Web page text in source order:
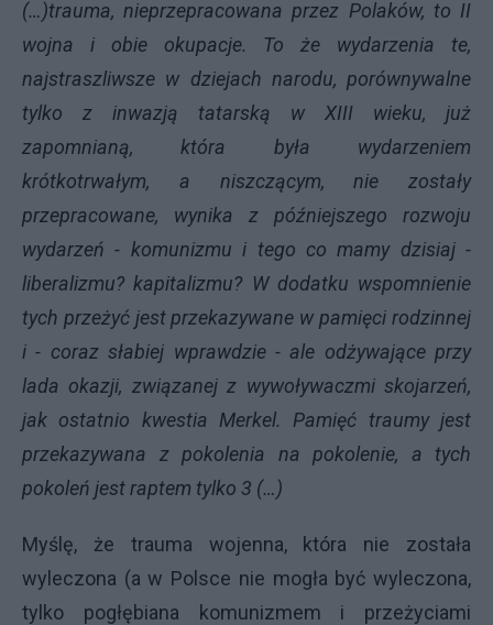
(…)trauma, nieprzepracowana przez Polaków, to II
wojna i obie okupacje. To że wydarzenia te,
najstraszliwsze w dziejach narodu, porównywalne
tylko z inwazją tatarską w XIII wieku, już
zapomnianą, która była wydarzeniem
krótkotrwałym, a niszczącym, nie zostały
przepracowane, wynika z późniejszego rozwoju
wydarzeń - komunizmu i tego co mamy dzisiaj -
liberalizmu? kapitalizmu? W dodatku wspomnienie
tych przeżyć jest przekazywane w pamięci rodzinnej
i - coraz słabiej wprawdzie - ale odżywające przy
lada okazji, związanej z wywoływaczmi skojarzeń,
jak ostatnio kwestia Merkel. Pamięć traumy jest
przekazywana z pokolenia na pokolenie, a tych
pokoleń jest raptem tylko 3 (…)
Myślę, że trauma wojenna, która nie została
wyleczona (a w Polsce nie mogła być wyleczona,
tylko pogłębiana komunizmem i przeżyciami